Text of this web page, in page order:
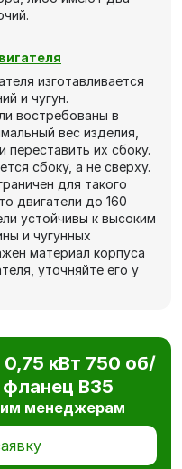
изготавливается
и чугун.
востребованы в
вес изделия,
переставить их сбоку.
сбоку, а не сверху.
для такого
двигатели до 160
устойчивы к высоким
и чугунных
материал корпуса
уточняйте его у
кВт 750 об/
В35
менеджерам